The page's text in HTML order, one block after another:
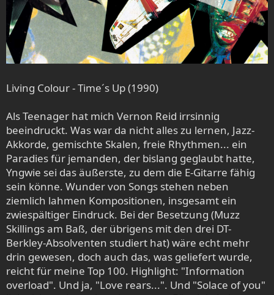
Living Colour - Time´s Up (1990)
Als Teenager hat mich Vernon Reid irrsinnig
beeindruckt. Was war da nicht alles zu lernen, Jazz-
Akkorde, gemischte Skalen, freie Rhythmen... ein
Paradies für jemanden, der bislang geglaubt hatte,
Yngwie sei das äußerste, zu dem die E-Gitarre fähig
sein könne. Wunder von Songs stehen neben
ziemlich lahmen Kompositionen, insgesamt ein
zwiespältiger Eindruck. Bei der Besetzung (Muzz
Skillings am Baß, der übrigens mit den drei DT-
Berkley-Absolventen studiert hat) wäre echt mehr
drin gewesen, doch auch das, was geliefert wurde,
reicht für meine Top 100. Highlight: "Information
overload". Und ja, "Love rears...". Und "Solace of you"